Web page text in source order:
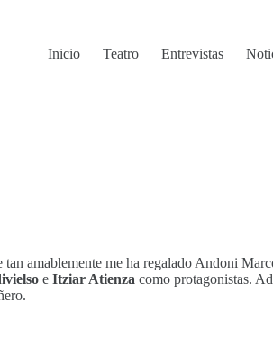
Inicio
Teatro Entrevistas
tan amablemente me ha regalado Andoni
e Itziar Atienza como protagonistas.